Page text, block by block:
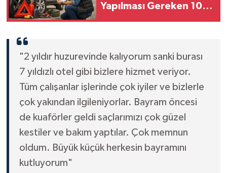
Yapılması Gereken 10
"2 yıldır huzurevinde kalıyorum sanki burası
7 yıldızlı otel gibi bizlere hizmet veriyor.
Tüm çalışanlar işlerinde çok iyiler ve bizlerle
çok yakından ilgileniyorlar. Bayram öncesi
de kuaförler geldi saçlarımızı çok güzel
kestiler ve bakım yaptılar. Çok memnun
oldum. Büyük küçük herkesin bayramını
kutluyorum"